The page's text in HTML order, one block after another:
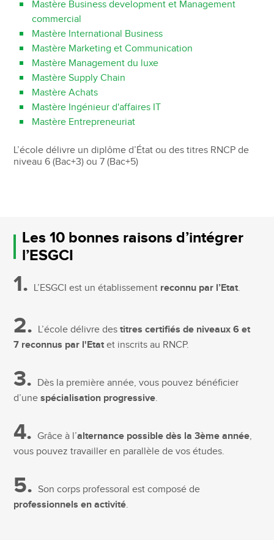
Mastère Business development et Management
commercial
Mastère International Business
Mastère Marketing et Communication
Mastère Management du luxe
Mastère Supply Chain
Mastère Achats
Mastère Ingénieur d'affaires IT
Mastère Entrepreneuriat
L’école délivre un diplôme d’État ou des titres RNCP de
niveau 6 (Bac+3) ou 7 (Bac+5)
Les 10 bonnes raisons d’intégrer
l’ESGCI
1. L’ESGCI est un établissement reconnu par l’Etat.
2. L’école délivre des titres certifiés de niveaux 6 et
7 reconnus par l'Etat et inscrits au RNCP.
3. Dès la première année, vous pouvez bénéficier
d’unespécialisation progressive.
4. Grâce à l’alternance possible dès la 3ème année,
vous pouvez travailler en parallèle de vos études.
5.Son corps professoral est composé de
professionnels en activité.